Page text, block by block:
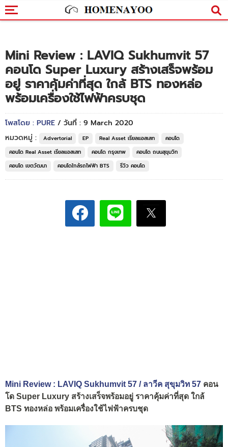
Mini Review : LAVIQ Sukhumvit 57
คอนโด Super Luxury สร้างเสร็จพร้อม
อยู่ ราคาคุ้มค่าที่สุด ใกล้ BTS ทองหล่อ
พร้อมเครื่องใช้ไฟฟ้าครบชุด
โพสโดย : PURE / วันที่ : 9 March 2020
หมวดหมู่ :
Advertorial EP Real Asset เรียลแอสเสท
คอนโด
คอนโด Real Asset เรียลแอสเสท
คอนโด กรุงเทพ
คอนโด ถนนสุขุมวิท
คอนโด เขตวัฒนา
คอนโดใกล้รถไฟฟ้า BTS รีวิว คอนโด
Mini Review : LAVIQ Sukhumvit 57 / ลาวีค สุขุมวิท 57 คอน
โด Super Luxury สร้างเสร็จพร้อมอยู่ ราคาคุ้มค่าที่สุด ใกล้
BTS ทองหล่อ พร้อมเครื่องใช้ไฟฟ้าครบชุด